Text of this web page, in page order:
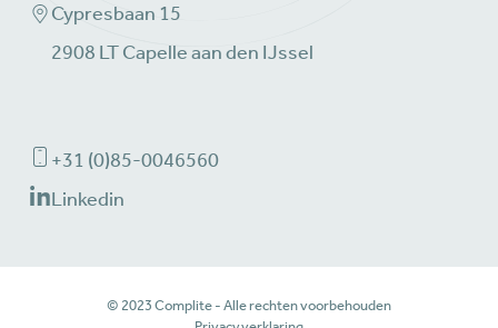
Cypresbaan 15
2908 LT Capelle aan den IJssel
+31 (0)85-0046560
Linkedin
© 2023 Complite - Alle rechten voorbehouden